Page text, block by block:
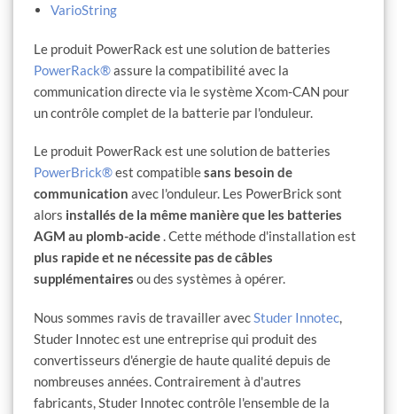
VarioString
Le produit PowerRack est une solution de batteries
PowerRack®assure la compatibilité avec la
communication directe via le système Xcom-CAN pour
un contrôle complet de la batterie par l'onduleur.
Le produit PowerRack est une solution de batteries
PowerBrick®est compatiblesans besoin de
communication avec l'onduleur. Les PowerBrick sont
alors installés de la même manière que les batteries
AGM au plomb-acide. Cette méthode d'installation est
plus rapide et ne nécessite pas de câbles
supplémentaires ou des systèmes à opérer.
Nous sommes ravis de travailler avecStuder Innotec,
Studer Innotec est une entreprise qui produit des
convertisseurs d'énergie de haute qualité depuis de
nombreuses années. Contrairement à d'autres
fabricants, Studer Innotec contrôle l'ensemble de la